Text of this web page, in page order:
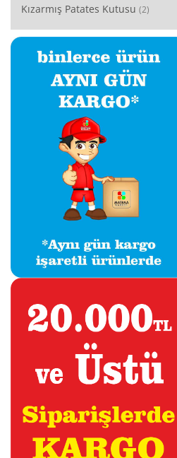
Kızarmış Patates Kutusu (2)